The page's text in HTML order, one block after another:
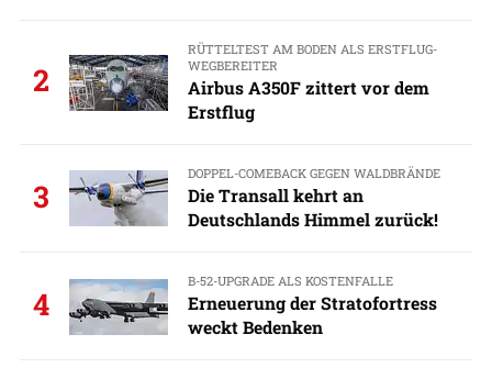
2
RÜTTELTEST AM BODEN ALS ERSTFLUG-
WEGBEREITER
Airbus A350F zittert vor dem
Erstflug
3
DOPPEL-COMEBACK GEGEN WALDBRÄNDE
Die Transall kehrt an
Deutschlands Himmel zurück!
4
B-52-UPGRADE ALS KOSTENFALLE
Erneuerung der Stratofortress
weckt Bedenken